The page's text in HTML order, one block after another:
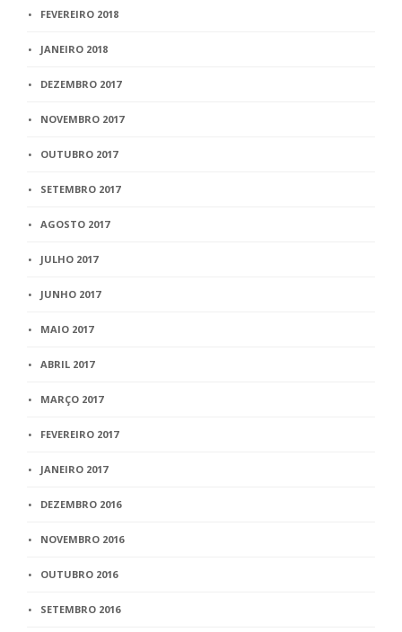
FEVEREIRO 2018
JANEIRO 2018
DEZEMBRO 2017
NOVEMBRO 2017
OUTUBRO 2017
SETEMBRO 2017
AGOSTO 2017
JULHO 2017
JUNHO 2017
MAIO 2017
ABRIL 2017
MARÇO 2017
FEVEREIRO 2017
JANEIRO 2017
DEZEMBRO 2016
NOVEMBRO 2016
OUTUBRO 2016
SETEMBRO 2016